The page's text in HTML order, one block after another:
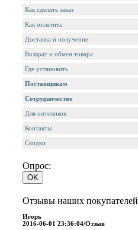
Как сделать заказ
Как оплатить
Доставка и получение
Возврат и обмен товара
Где установить
Поставщикам
Сотрудничество
Для оптовиков
Контакты
Cкидки
Опрос:
Отзывы наших покупателей
Игорь
2016-06-01 23:36:04/Отзыв